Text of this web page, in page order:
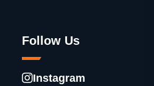
Follow Us
Instagram